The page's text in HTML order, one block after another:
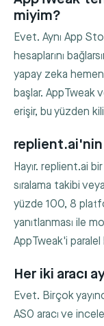
miyim?
Evet. Aynı App
hesaplarını
yapay zeka
başlar. AppTweak
erişir, bu yüzden
replient.ai'nin
Hayır. replient.ai
sıralama takibi
yüzde 100, 8
yanıtlanması ile
AppTweak'i paralel
Her iki aracı
Evet. Birçok
ASO aracı ve